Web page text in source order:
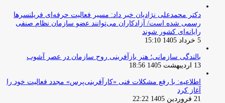
دکتر محمدعلی نژادیان خبر داد: مسیر فعالیت حرفه‌ای فریلنسرها
رسمی شده است/ آزادکاران می‌توانند عضو سازمان نظام صنفی
رایانه‌ای کشور شوند
5 خرداد 1405 15:10
بالندگی سازمانی؛ هنر بازآفرینی روح سازمان در عصر آشوب
13 اردیبهشت 1405 18:56
اطلاعیه: با رفع مشکلات فنی «کارآفرینی‌پرس» مجدد فعالیت خود را
آغاز کرد
21 فروردین 1405 22:22